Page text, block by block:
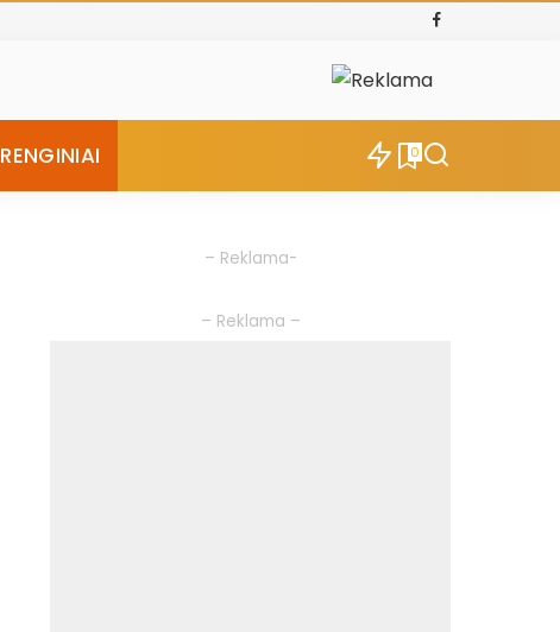
RENGINIAI 0
– Reklama-
– Reklama –